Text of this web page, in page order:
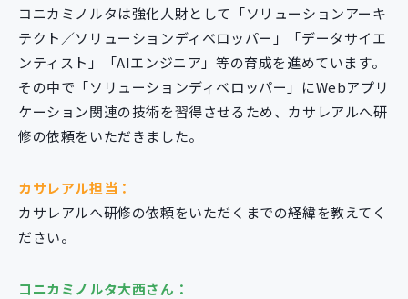
コニカミノルタは強化人財として「ソリューションアーキ
テクト／ソリューションディベロッパー」「データサイエ
ンティスト」「AIエンジニア」等の育成を進めています。
その中で「ソリューションディベロッパー」にWebアプリ
ケーション関連の技術を習得させるため、カサレアルへ研
修の依頼をいただきました。
カサレアル担当：
カサレアルへ研修の依頼をいただくまでの経緯を教えてく
ださい。
コニカミノルタ大西さん：